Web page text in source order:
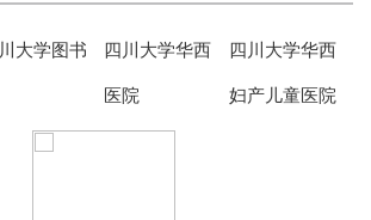
大学图书 四川大学华西
医院
四川大学华西
妇产儿童医院